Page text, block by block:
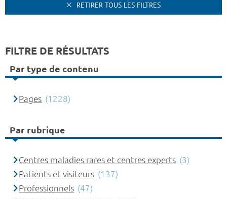
RETIRER TOUS LES FILTRES
FILTRE DE RÉSULTATS
Par type de contenu
Pages (1228)
Par rubrique
Centres maladies rares et centres experts (3)
Patients et visiteurs (137)
Professionnels (47)